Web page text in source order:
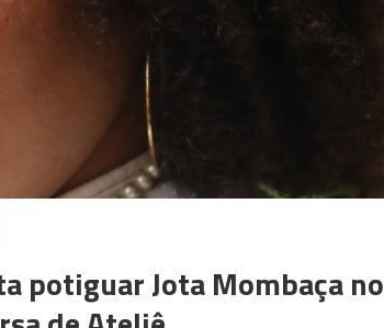
potiguar Jota Mombaça no